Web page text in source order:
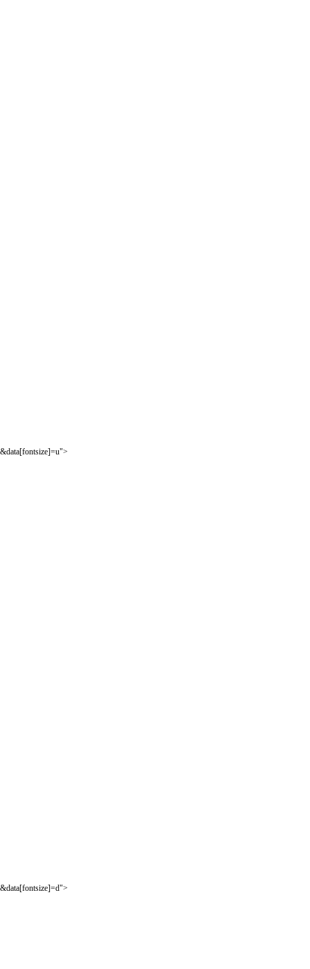
&data[fontsize]=u">
&data[fontsize]=d">